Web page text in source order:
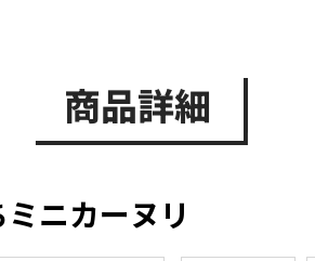
商品詳細
ニカーヌリ